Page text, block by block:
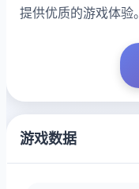
提供优质的游戏体验。
游戏数据